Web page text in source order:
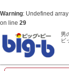
Warning: Undefined
on line 29
男
ビ